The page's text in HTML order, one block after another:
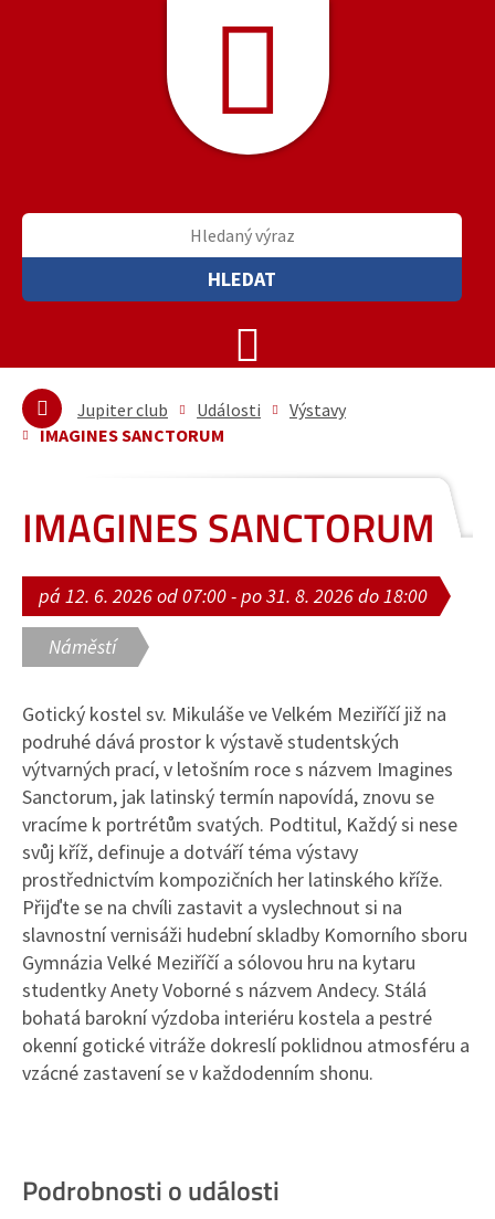
HLEDAT
Jupiter club Události
Výstavy
IMAGINES SANCTORUM
IMAGINES SANCTORUM
pá 12. 6. 2026 od 07:00 - po 31. 8. 2026 do 18:00
Náměstí
Gotický kostel sv. Mikuláše ve Velkém Meziříčí již na
podruhé dává prostor k výstavě studentských
výtvarných prací, v letošním roce s názvem Imagines
Sanctorum, jak latinský termín napovídá, znovu se
vracíme k portrétům svatých. Podtitul, Každý si nese
svůj kříž, definuje a dotváří téma výstavy
prostřednictvím kompozičních her latinského kříže.
Přijďte se na chvíli zastavit a vyslechnout si na
slavnostní vernisáži hudební skladby Komorního sboru
Gymnázia Velké Meziříčí a sólovou hru na kytaru
studentky Anety Voborné s názvem Andecy. Stálá
bohatá barokní výzdoba interiéru kostela a pestré
okenní gotické vitráže dokreslí poklidnou atmosféru a
vzácné zastavení se v každodenním shonu.
Podrobnosti o události